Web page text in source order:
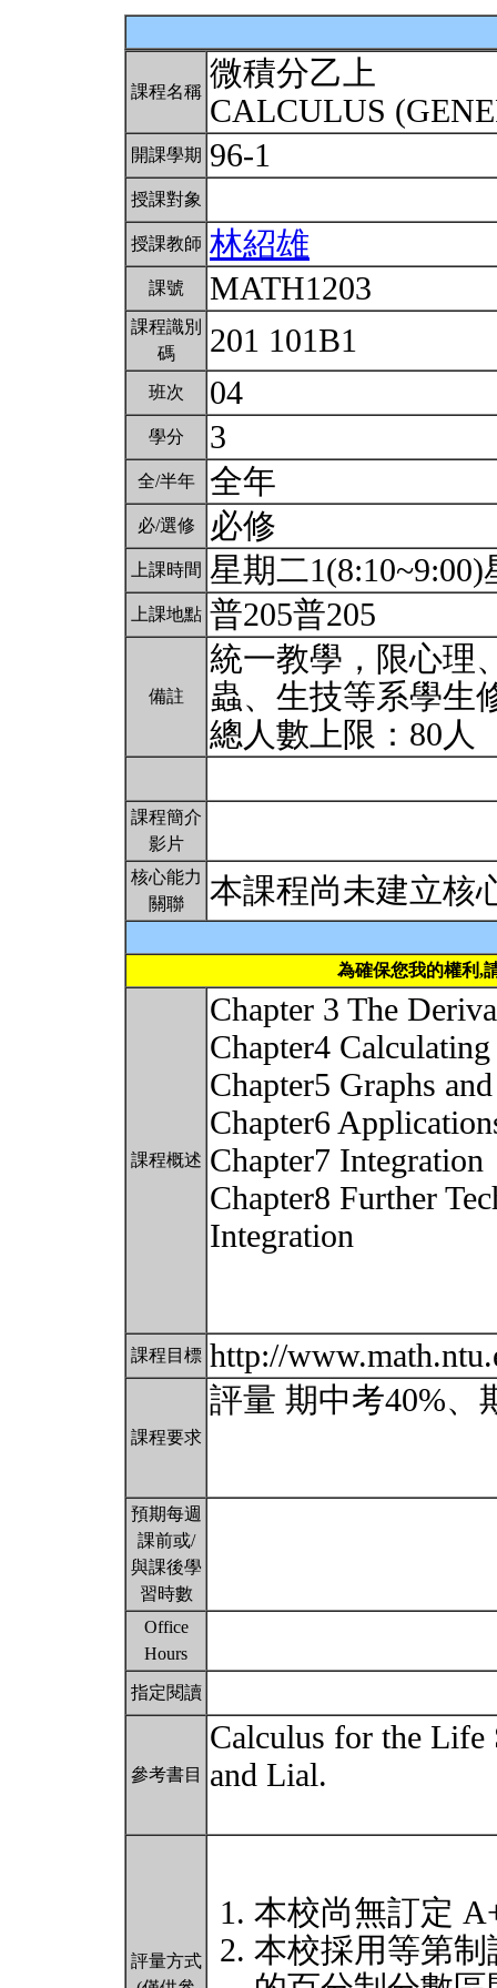
課程名稱 微積分乙上
CALCULUS
開課學期 96-1
授課對象
授課教師 林紹雄
課號 MATH1203
課程識別
碼
201 101B1
班次 04
學分 3
全/半年 全年
必/選修 必修
上課時間 星期二
上課地點 普205普205
備註
統一教學，限心理
蟲、生技等系學生
總人數上限：80人
課程簡介
影片
核心能力
關聯
本課程尚未建立核
為確保您我的權利,
課程概述
Chapter 3 The
Chapter4
Chapter5 Graphs
Chapter6
Chapter7 Integration
Chapter8 Further
Integration
課程目標 http://
課程要求
評量 期中考40%、
預期每週
課前或/
與課後學
習時數
Office
Hours
指定閱讀
參考書目
Calculus for the Life
and Lial.
評量方式
本校尚無訂定
本校採用等第